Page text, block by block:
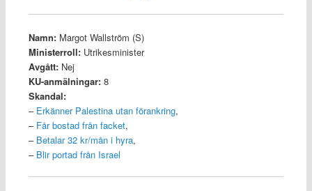
Namn:Margot Wallström (S)
Ministerroll:Utrikesminister
Avgått:Nej
KU-anmälningar:8
Skandal:
– Erkänner Palestina utan förankring,
– Får bostad från facket,
– Betalar 32 kr/mån i hyra,
– Blir portad från Israel